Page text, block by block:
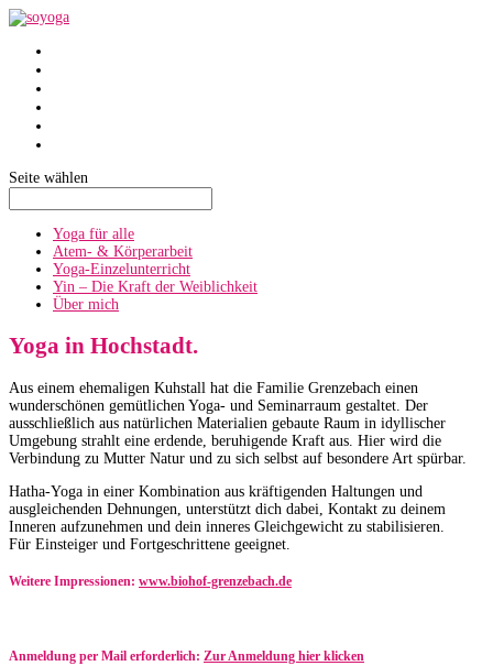
Seite wählen
Yoga für alle
Atem- & Körperarbeit
Yoga-Einzelunterricht
Yin – Die Kraft der Weiblichkeit
Über mich
Yoga in Hochstadt.
Aus einem ehemaligen Kuhstall hat die Familie Grenzebach einen
wunderschönen gemütlichen Yoga- und Seminarraum gestaltet. Der
ausschließlich aus natürlichen Materialien gebaute Raum in idyllischer
Umgebung strahlt eine erdende, beruhigende Kraft aus. Hier wird die
Verbindung zu Mutter Natur und zu sich selbst auf besondere Art spürbar.
Hatha-Yoga in einer Kombination aus kräftigenden Haltungen und
ausgleichenden Dehnungen, unterstützt dich dabei, Kontakt zu deinem
Inneren aufzunehmen und dein inneres Gleichgewicht zu stabilisieren.
Für Einsteiger und Fortgeschrittene geeignet.
Weitere Impressionen: www.biohof-grenzebach.de
Anmeldung per Mail erforderlich: Zur Anmeldung hier klicken